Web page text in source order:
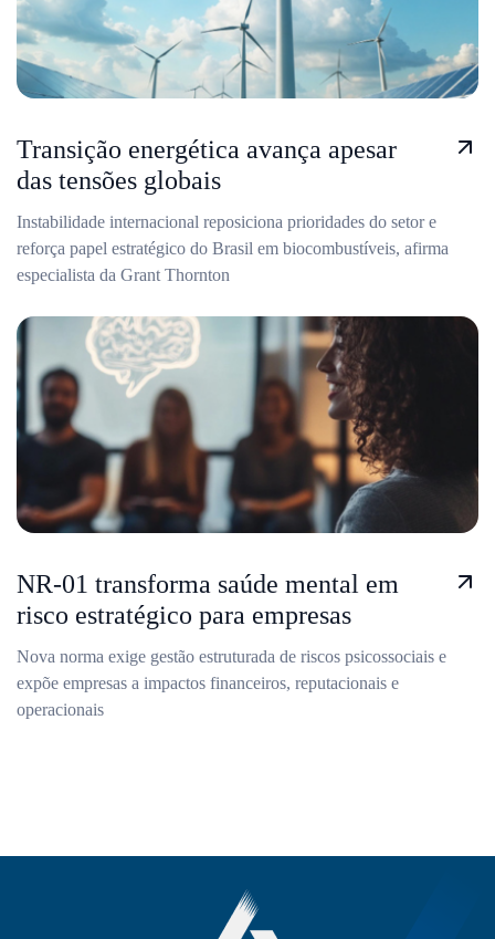
Transição energética avança apesar
das tensões globais
Instabilidade internacional reposiciona prioridades do setor e
reforça papel estratégico do Brasil em biocombustíveis, afirma
especialista da Grant Thornton
NR-01 transforma saúde mental em
risco estratégico para empresas
Nova norma exige gestão estruturada de riscos psicossociais e
expõe empresas a impactos financeiros, reputacionais e
operacionais